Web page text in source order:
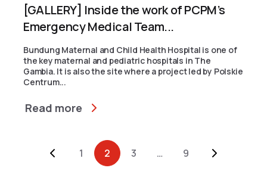
[GALLERY] Inside the work of PCPM’s
Emergency Medical Team...
Bundung Maternal and Child Health Hospital is one of
the key maternal and pediatric hospitals in The
Gambia. It is also the site where a project led by Polskie
Centrum...
Read more
Archive Pagination
1 2 3 … 9